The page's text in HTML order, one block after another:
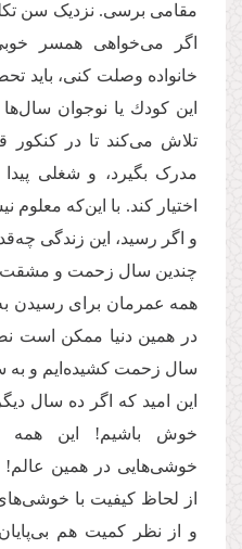
مقامی برسی. نزدیک سن
اگر می‌خواهی همسر
خانواده وصلت کنی، باید
این كودك یا نوجوان
تلاش می‌كند تا در كنكور
مدرک بگیرد، و شغلی پیدا
اختیار كند. با این‌كه
و اگر رسید، این زندگی
چندین سال زحمت و مشقت،
همه عمرمان برای رسیدن
در همین دنیا ممكن
سال زحمت کشیده‌ایم و به
این امید که اگر ده سال
خوش باشیم! این همه
خوشی‌هایی در همین عالم!
از لحاظ کیفیت با خوشی‌های
و از نظر کمیت هم بی‌پایان